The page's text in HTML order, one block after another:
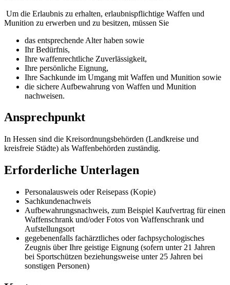
Um die Erlaubnis zu erhalten, erlaubnispflichtige Waffen und
Munition zu erwerben und zu besitzen, müssen Sie
das entsprechende Alter haben sowie
Ihr Bedürfnis,
Ihre waffenrechtliche Zuverlässigkeit,
Ihre persönliche Eignung,
Ihre Sachkunde im Umgang mit Waffen und Munition sowie
die sichere Aufbewahrung von Waffen und Munition
nachweisen.
Ansprechpunkt
In Hessen sind die Kreisordnungsbehörden (Landkreise und
kreisfreie Städte) als Waffenbehörden zuständig.
Erforderliche Unterlagen
Personalausweis oder Reisepass (Kopie)
Sachkundenachweis
Aufbewahrungsnachweis, zum Beispiel Kaufvertrag für einen
Waffenschrank und/oder Fotos von Waffenschrank und
Aufstellungsort
gegebenenfalls fachärztliches oder fachpsychologisches
Zeugnis über Ihre geistige Eignung (sofern unter 21 Jahren
bei Sportschützen beziehungsweise unter 25 Jahren bei
sonstigen Personen)